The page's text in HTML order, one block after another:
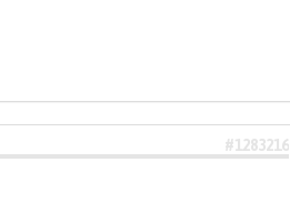
#1283216